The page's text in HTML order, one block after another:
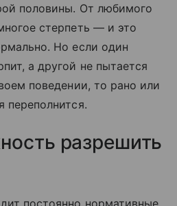
половины. От любимого
стерпеть — и это
Но если один
а другой не пытается
поведении, то рано или
переполнится.
разрешить
постоянно нормативные